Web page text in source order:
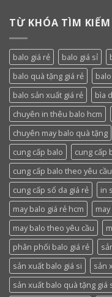
TỪ KHÓA TÌM KIẾM
balo giá rẻ balo giá sỉ
balo quà tặng giá rẻ
balo sản xuất giá rẻ
bìa
chuyên in thêu balo hcm
chuyên may balo quà tặng
cung cấp balo
cung cấp
cung cấp balo theo yêu cầu
cung cấp sổ da giá rẻ
in
may balo giá rẻ hcm
may balo theo yêu cầu
phân phối balo giá rẻ
sản xuất balo giá si
sản
sản xuất balo quà tặng giá